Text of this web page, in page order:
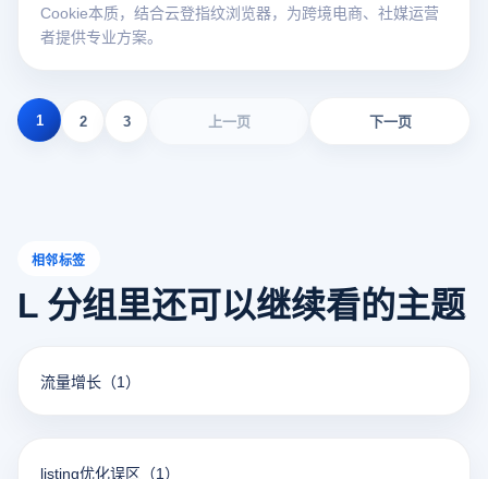
Cookie本质，结合云登指纹浏览器，为跨境电商、社媒运营
者提供专业方案。
上一页
1 2 3 下一页
相邻标签
L 分组里还可以继续看的主题
流量增长 （1）
listing优化误区 （1）